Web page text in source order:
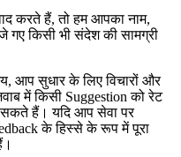
करते हैं, तो हम आपका नाम,
गए किसी भी संदेश की सामग्री
आप सुधार के लिए विचारों और
में किसी Suggestion को रेट
हैं। यदि आप सेवा पर
के हिस्से के रूप में पूरा